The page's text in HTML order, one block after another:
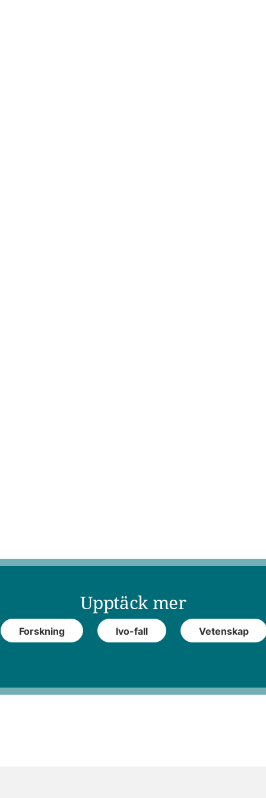
Upptäck mer
Forskning Ivo-fall Vetenskap